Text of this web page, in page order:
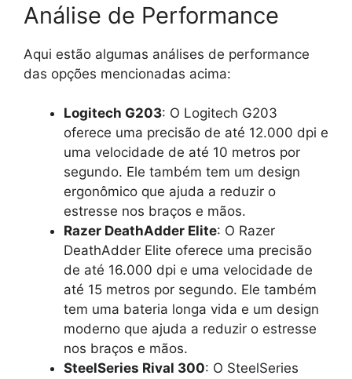
Análise de Performance
Aqui estão algumas análises de performance
das opções mencionadas acima:
Logitech G203: O Logitech G203
oferece uma precisão de até 12.000 dpi e
uma velocidade de até 10 metros por
segundo. Ele também tem um design
ergonômico que ajuda a reduzir o
estresse nos braços e mãos.
Razer DeathAdder Elite: O Razer
DeathAdder Elite oferece uma precisão
de até 16.000 dpi e uma velocidade de
até 15 metros por segundo. Ele também
tem uma bateria longa vida e um design
moderno que ajuda a reduzir o estresse
nos braços e mãos.
SteelSeries Rival 300: O SteelSeries